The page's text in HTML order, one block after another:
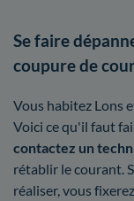
Se faire
coupure de
Vous habitez Lons
Voici ce qu'il faut
contactez un
rétablir le courant.
réaliser, vous